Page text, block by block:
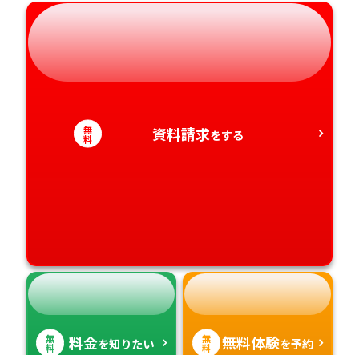
岐阜県
静岡県
奈良県
和歌山県
山口県
徳島県
愛媛県
熊本県
大分県
鹿児島県
無
料 資料請求をする
無
料 料金を知りたい 無
料 無料体験を予約